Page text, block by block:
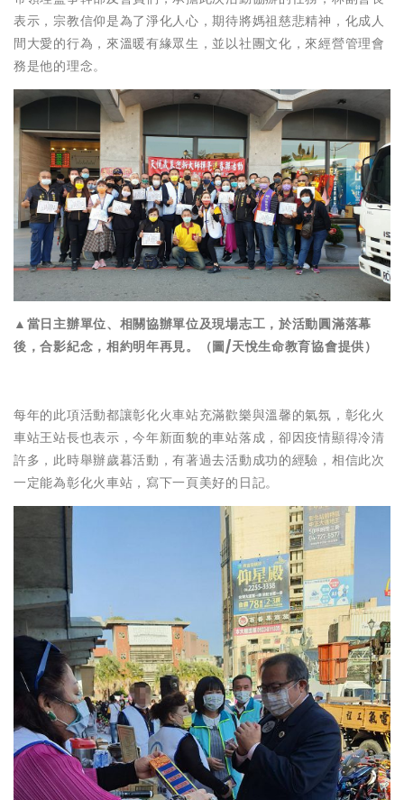
表示，宗教信仰是為了淨化人心，期待將媽祖慈悲精神，化成人
間大愛的行為，來溫暖有緣眾生，並以社團文化，來經營管理會
務是他的理念。
▲當日主辦單位、相關協辦單位及現場志工，於活動圓滿落幕
後，合影紀念，相約明年再見。（圖/天悅生命教育協會提供）
每年的此項活動都讓彰化火車站充滿歡樂與溫馨的氣氛，彰化火
車站王站長也表示，今年新面貌的車站落成，卻因疫情顯得冷清
許多，此時舉辦歲暮活動，有著過去活動成功的經驗，相信此次
一定能為彰化火車站，寫下一頁美好的日記。